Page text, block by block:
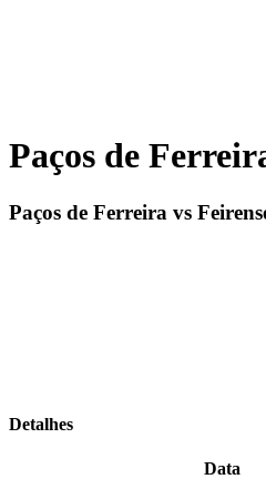
Paços de
Paços de Ferreira vs
Detalhes
Data